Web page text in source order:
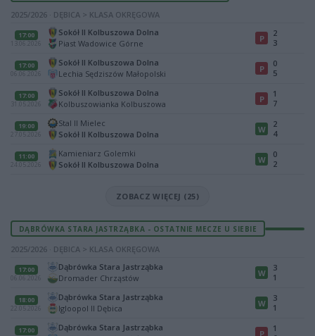
2025/2026 · DĘBICA > KLASA OKRĘGOWA
17:00
13.06.2026
Sokół II Kolbuszowa Dolna
Piast Wadowice Górne
P
2
3
17:00
06.06.2026
Sokół II Kolbuszowa Dolna
Lechia Sędziszów Małopolski
P
0
5
17:00
31.05.2026
Sokół II Kolbuszowa Dolna
Kolbuszowianka Kolbuszowa
P
1
7
19:00
27.05.2026
Stal II Mielec
Sokół II Kolbuszowa Dolna
W
2
4
11:00
24.05.2026
Kamieniarz Golemki
Sokół II Kolbuszowa Dolna
W
0
2
ZOBACZ WIĘCEJ (25)
DĄBRÓWKA STARA JASTRZĄBKA - OSTATNIE MECZE U SIEBIE
2025/2026 · DĘBICA > KLASA OKRĘGOWA
17:00
06.06.2026
Dąbrówka Stara Jastrząbka
Dromader Chrząstów
W
3
1
18:00
22.05.2026
Dąbrówka Stara Jastrząbka
Igloopol II Dębica
W
3
1
17:00
Dąbrówka Stara Jastrząbka
P
1